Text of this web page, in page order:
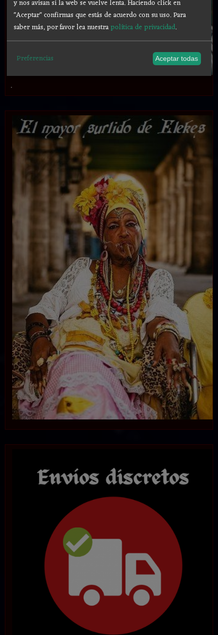
.
y nos avisan si la web se vuelve lenta. Haciendo click en
"Aceptar" confirmas que estás de acuerdo con su uso.Para
saber más, por favor lea nuestrapolítica de privacidad.
Preferencias Aceptar todas